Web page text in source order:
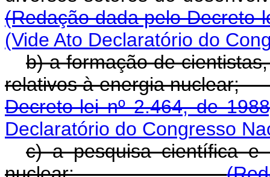
(Redação dada pelo Decreto-
(Vide Ato Declaratório do
b) a formação de
relativos à
Decreto-lei nº 2.464, de
Declaratório do Congresso
c) a pesquisa científica e